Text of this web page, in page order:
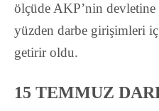
ölçüde AKP’nin
yüzden darbe girişimleri
getirir oldu.
15 TEMMUZ